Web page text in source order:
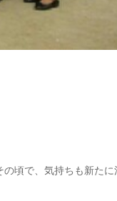
頃で、気持ちも新たに